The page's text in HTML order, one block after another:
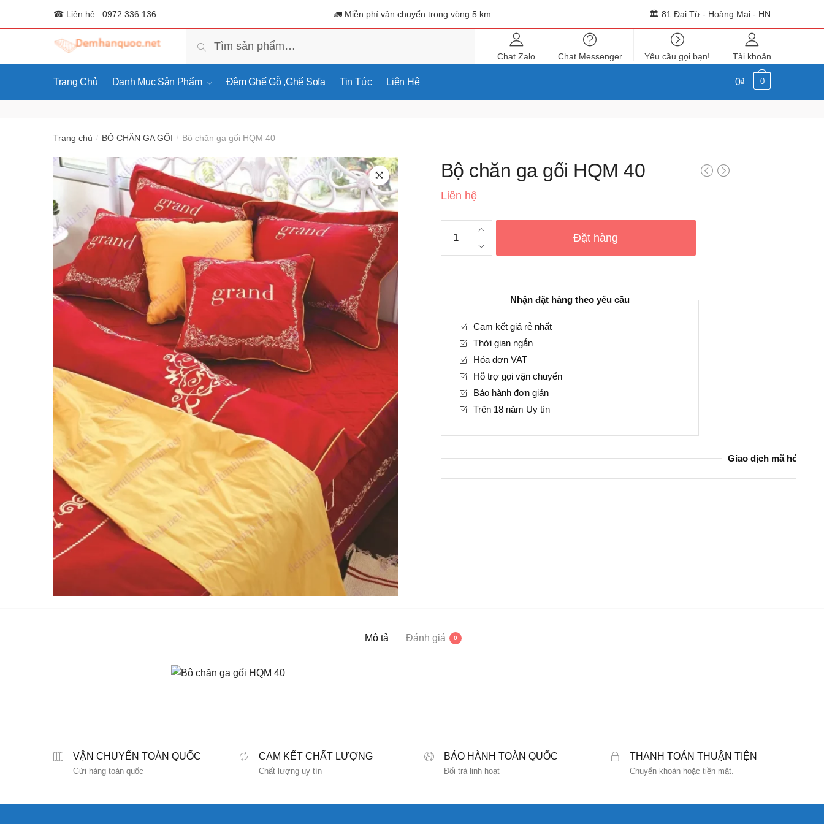
☎ Liên hệ : 0972 336 136 🚛 Miễn phí vận chuyển trong vòng 5 km 🏛 81 Đại Từ - Hoàng Mai - HN
kiếm:
Tìm kiếm
Chat Zalo Chat Messenger Yêu cầu gọi bạn! Tài khoản
Trang Chủ Danh Mục Sản Phẩm Đệm Ghế Gỗ ,ghế Sofa Tin Tức Liên Hệ 0₫ 0
Trang chủ / BỘ CHĂN GA GỐI / Bộ chăn ga gối HQM 40
🔍
Bộ chăn ga gối HQM 40
Liên hệ
chăn
ga
40
Đặt hàng
Nhận đặt hàng theo yêu cầu
Cam kết giá rẻ nhất
Thời gian ngắn
Hóa đơn VAT
Hỗ trợ gọi vận chuyển
Bảo hành đơn giản
Trên 18 năm Uy tín
Giao dịch mã hóa bởi
Mô tả Đánh giá 0
VẬN CHUYỂN TOÀN QUỐC
Gửi hàng toàn quốc
CAM KẾT CHẤT LƯỢNG
Chất lượng uy tín
BẢO HÀNH TOÀN QUỐC
Đổi trả linh hoạt
THANH TOÁN THUẬN TIỆN
Chuyển khoản hoặc tiền mặt.